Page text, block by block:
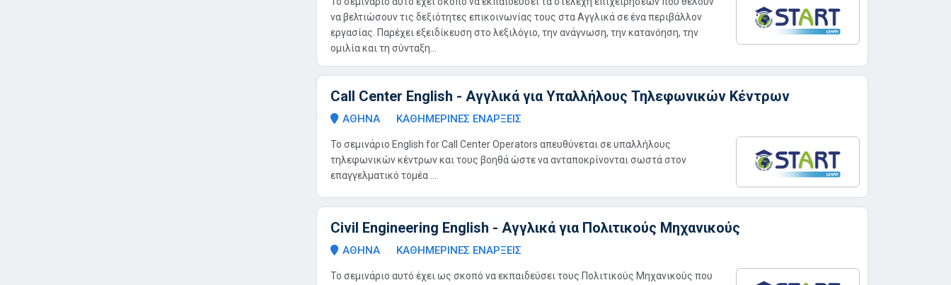
να βελτιώσουν τις δεξιότητες επικοινωνίας τους στα Αγγλικά σε ένα περιβάλλον
εργασίας. Παρέχει εξειδίκευση στο λεξιλόγιο, την ανάγνωση, την κατανόηση, την
ομιλία και τη σύνταξη...
Call Center English - Αγγλικά για Υπαλλήλους Τηλεφωνικών Κέντρων
ΑΘΗΝΑ ΚΑΘΗΜΕΡΙΝΕΣ ΕΝΑΡΞΕΙΣ
Το σεμινάριο English for Call Center Operators απευθύνεται σε υπαλλήλους
τηλεφωνικών κέντρων και τους βοηθά ώστε να ανταποκρίνονται σωστά στον
επαγγελματικό τομέα ...
Civil Engineering English - Αγγλικά για Πολιτικούς Μηχανικούς
ΑΘΗΝΑ ΚΑΘΗΜΕΡΙΝΕΣ ΕΝΑΡΞΕΙΣ
Το σεμινάριο αυτό έχει ως σκοπό να εκπαιδεύσει τους Πολιτικούς Μηχανικούς που